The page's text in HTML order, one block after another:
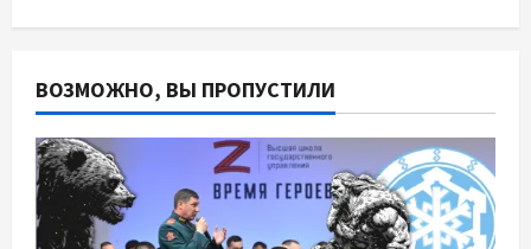
ВОЗМОЖНО, ВЫ ПРОПУСТИЛИ